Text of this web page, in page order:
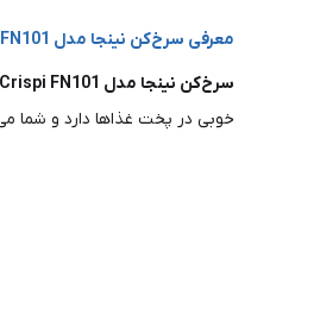
معرفی سرخ‌کن نینجا مدل Crispi FN101
سرخ‌کن نینجا مدل Crispi FN101
خوبی در پخت غذاها دارد و شما